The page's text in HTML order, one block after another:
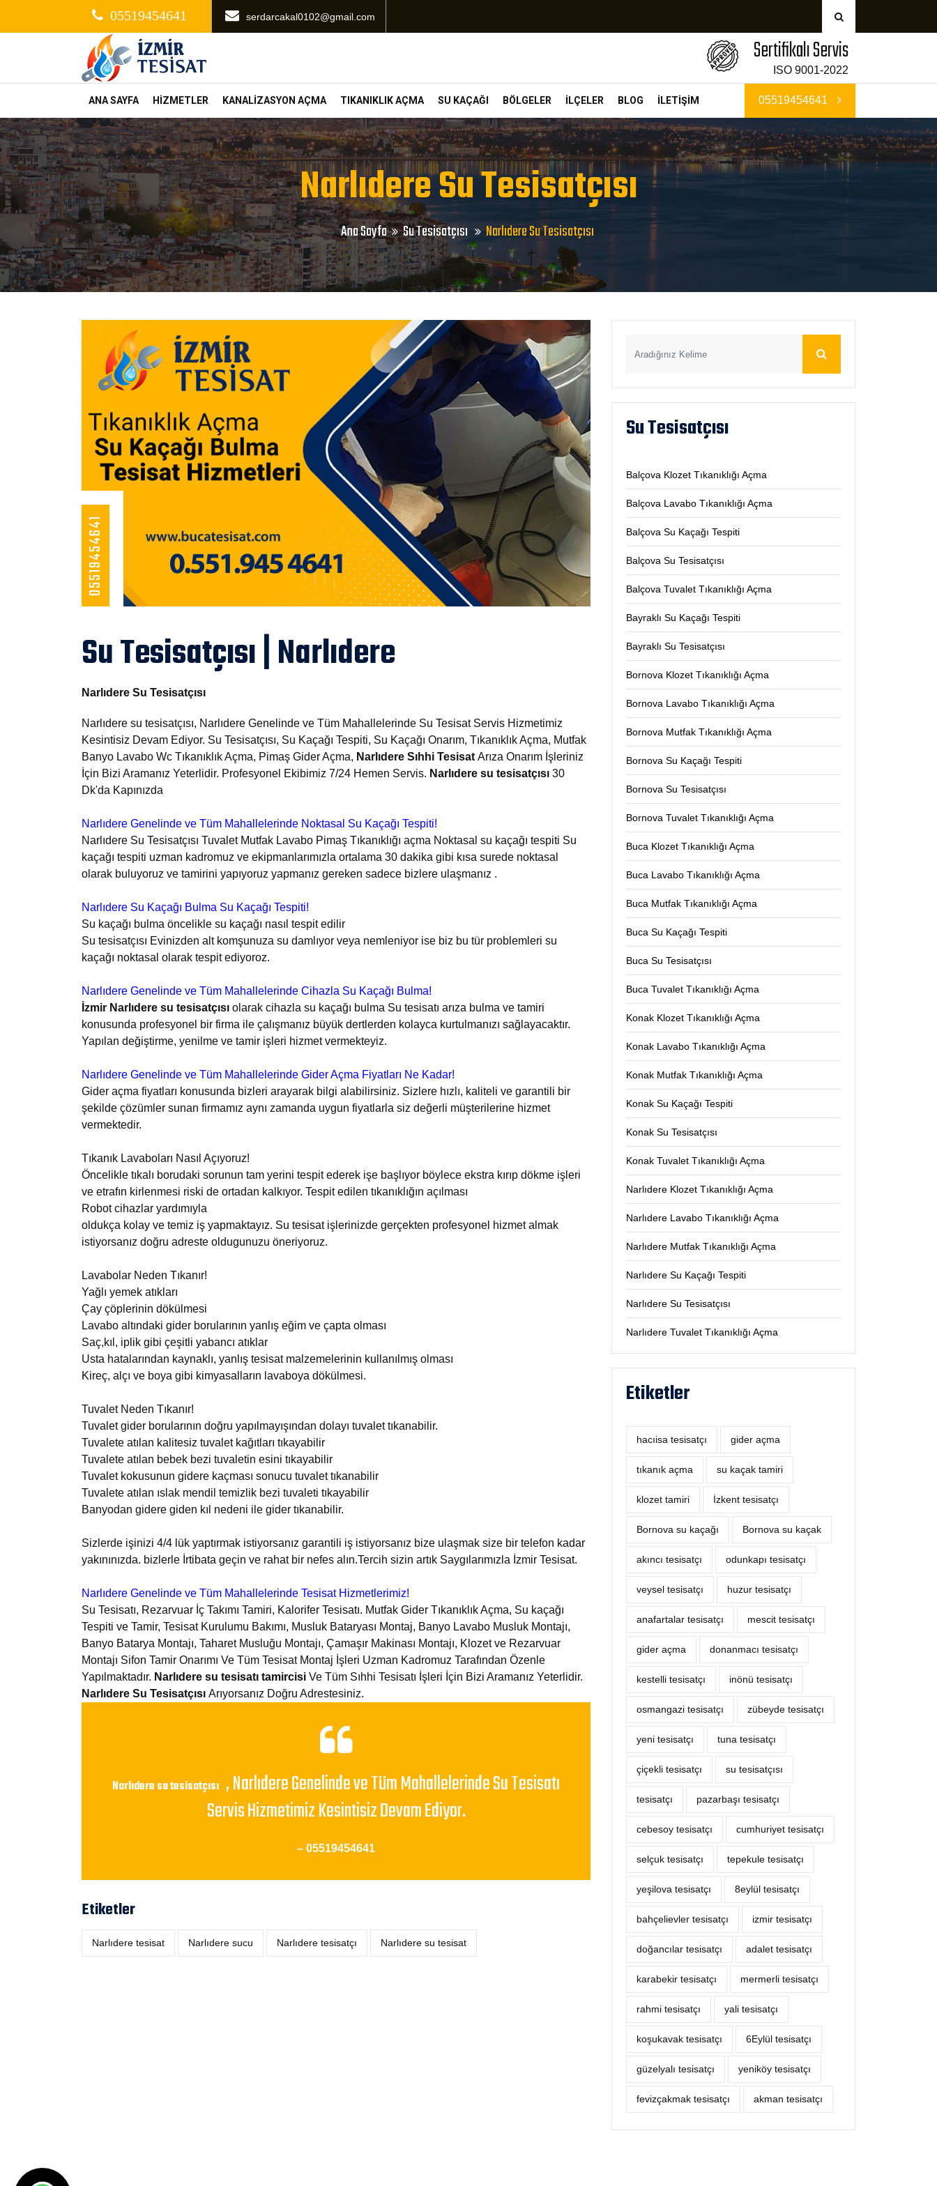
05519454641 serdarcakal0102@gmail.com
Sertifikalı Servis
ISO 9001-2022
ANA SAYFA HİZMETLER KANALİZASYON AÇMA TIKANIKLIK AÇMA SU KAÇAĞI BÖLGELER İLÇELER BLOG İLETİŞİM 05519454641
Narlıdere Su Tesisatçısı
Ana Sayfa Su Tesisatçısı Narlıdere Su Tesisatçısı
05519454641
Su Tesisatçısı | Narlıdere
Narlıdere Su Tesisatçısı
Narlıdere su tesisatçısı, Narlıdere Genelinde ve Tüm Mahallelerinde Su Tesisat Servis Hizmetimiz
Kesintisiz Devam Ediyor. Su Tesisatçısı, Su Kaçağı Tespiti, Su Kaçağı Onarım, Tıkanıklık Açma, Mutfak
Banyo Lavabo Wc Tıkanıklık Açma, Pimaş Gider Açma, Narlıdere Sıhhi Tesisat Arıza Onarım İşleriniz
İçin Bizi Aramanız Yeterlidir. Profesyonel Ekibimiz 7/24 Hemen Servis. Narlıdere su tesisatçısı 30
Dk'da Kapınızda
Narlıdere Genelinde ve Tüm Mahallelerinde Noktasal Su Kaçağı Tespiti!
Narlıdere Su Tesisatçısı Tuvalet Mutfak Lavabo Pimaş Tıkanıklığı açma Noktasal su kaçağı tespiti Su
kaçağı tespiti uzman kadromuz ve ekipmanlarımızla ortalama 30 dakika gibi kısa surede noktasal
olarak buluyoruz ve tamirini yapıyoruz yapmanız gereken sadece bizlere ulaşmanız .
Narlıdere Su Kaçağı Bulma Su Kaçağı Tespiti!
Su kaçağı bulma öncelikle su kaçağı nasıl tespit edilir
Su tesisatçısı Evinizden alt komşunuza su damlıyor veya nemleniyor ise biz bu tür problemleri su
kaçağı noktasal olarak tespit ediyoroz.
Narlıdere Genelinde ve Tüm Mahallelerinde Cihazla Su Kaçağı Bulma!
İzmir Narlıdere su tesisatçısı olarak cihazla su kaçağı bulma Su tesisatı arıza bulma ve tamiri
konusunda profesyonel bir firma ile çalışmanız büyük dertlerden kolayca kurtulmanızı sağlayacaktır.
Yapılan değiştirme, yenilme ve tamir işleri hizmet vermekteyiz.
Narlıdere Genelinde ve Tüm Mahallelerinde Gider Açma Fiyatları Ne Kadar!
Gider açma fiyatları konusunda bizleri arayarak bilgi alabilirsiniz. Sizlere hızlı, kaliteli ve garantili bir
şekilde çözümler sunan firmamız aynı zamanda uygun fiyatlarla siz değerli müşterilerine hizmet
vermektedir.
Tıkanık Lavaboları Nasıl Açıyoruz!
Öncelikle tıkalı borudaki sorunun tam yerini tespit ederek işe başlıyor böylece ekstra kırıp dökme işleri
ve etrafın kirlenmesi riski de ortadan kalkıyor. Tespit edilen tıkanıklığın açılması
Robot cihazlar yardımıyla
oldukça kolay ve temiz iş yapmaktayız. Su tesisat işlerinizde gerçekten profesyonel hizmet almak
istiyorsanız doğru adreste oldugunuzu öneriyoruz.
Lavabolar Neden Tıkanır!
Yağlı yemek atıkları
Çay çöplerinin dökülmesi
Lavabo altındaki gider borularının yanlış eğim ve çapta olması
Saç,kıl, iplik gibi çeşitli yabancı atıklar
Usta hatalarından kaynaklı, yanlış tesisat malzemelerinin kullanılmış olması
Kireç, alçı ve boya gibi kimyasalların lavaboya dökülmesi.
Tuvalet Neden Tıkanır!
Tuvalet gider borularının doğru yapılmayışından dolayı tuvalet tıkanabilir.
Tuvalete atılan kalitesiz tuvalet kağıtları tıkayabilir
Tuvalete atılan bebek bezi tuvaletin esini tıkayabilir
Tuvalet kokusunun gidere kaçması sonucu tuvalet tıkanabilir
Tuvalete atılan ıslak mendil temizlik bezi tuvaleti tıkayabilir
Banyodan gidere giden kıl nedeni ile gider tıkanabilir.
Sizlerde işinizi 4/4 lük yaptırmak istiyorsanız garantili iş istiyorsanız bize ulaşmak size bir telefon kadar
yakınınızda. bizlerle İrtibata geçin ve rahat bir nefes alın.Tercih sizin artık Saygılarımızla İzmir Tesisat.
Narlıdere Genelinde ve Tüm Mahallelerinde Tesisat Hizmetlerimiz!
Su Tesisatı, Rezarvuar İç Takımı Tamiri, Kalorifer Tesisatı. Mutfak Gider Tıkanıklık Açma, Su kaçağı
Tespiti ve Tamir, Tesisat Kurulumu Bakımı, Musluk Bataryası Montaj, Banyo Lavabo Musluk Montajı,
Banyo Batarya Montajı, Taharet Musluğu Montajı, Çamaşır Makinası Montajı, Klozet ve Rezarvuar
Montajı Sifon Tamir Onarımı Ve Tüm Tesisat Montaj İşleri Uzman Kadromuz Tarafından Özenle
Yapılmaktadır. Narlıdere su tesisatı tamircisi Ve Tüm Sıhhi Tesisatı İşleri İçin Bizi Aramanız Yeterlidir.
Narlıdere Su Tesisatçısı Arıyorsanız Doğru Adrestesiniz.
Narlıdere su tesisatçısı , Narlıdere Genelinde ve Tüm Mahallelerinde Su Tesisatı
Servis Hizmetimiz Kesintisiz Devam Ediyor.
– 05519454641
Etiketler
Narlıdere tesisat Narlıdere sucu Narlıdere tesisatçı Narlıdere su tesisat
Su Tesisatçısı
Balçova Klozet Tıkanıklığı Açma
Balçova Lavabo Tıkanıklığı Açma
Balçova Su Kaçağı Tespiti
Balçova Su Tesisatçısı
Balçova Tuvalet Tıkanıklığı Açma
Bayraklı Su Kaçağı Tespiti
Bayraklı Su Tesisatçısı
Bornova Klozet Tıkanıklığı Açma
Bornova Lavabo Tıkanıklığı Açma
Bornova Mutfak Tıkanıklığı Açma
Bornova Su Kaçağı Tespiti
Bornova Su Tesisatçısı
Bornova Tuvalet Tıkanıklığı Açma
Buca Klozet Tıkanıklığı Açma
Buca Lavabo Tıkanıklığı Açma
Buca Mutfak Tıkanıklığı Açma
Buca Su Kaçağı Tespiti
Buca Su Tesisatçısı
Buca Tuvalet Tıkanıklığı Açma
Konak Klozet Tıkanıklığı Açma
Konak Lavabo Tıkanıklığı Açma
Konak Mutfak Tıkanıklığı Açma
Konak Su Kaçağı Tespiti
Konak Su Tesisatçısı
Konak Tuvalet Tıkanıklığı Açma
Narlıdere Klozet Tıkanıklığı Açma
Narlıdere Lavabo Tıkanıklığı Açma
Narlıdere Mutfak Tıkanıklığı Açma
Narlıdere Su Kaçağı Tespiti
Narlıdere Su Tesisatçısı
Narlıdere Tuvalet Tıkanıklığı Açma
Etiketler
hacıisa tesisatçı ‎gider açma
tıkanık açma su kaçak tamiri
klozet tamiri İzkent tesisatçı
Bornova su kaçağı Bornova su kaçak
akıncı tesisatçı odunkapı tesisatçı
veysel tesisatçı huzur tesisatçı
anafartalar tesisatçı mescit tesisatçı
gider açma donanmacı tesisatçı
kestelli tesisatçı inönü tesisatçı
osmangazi tesisatçı zübeyde tesisatçı
yeni tesisatçı tuna tesisatçı
çiçekli tesisatçı su tesisatçısı
tesisatçı pazarbaşı tesisatçı
cebesoy tesisatçı cumhuriyet tesisatçı
selçuk tesisatçı tepekule tesisatçı
yeşilova tesisatçı 8eylül tesisatçı
bahçelievler tesisatçı izmir tesisatçı
doğancılar tesisatçı adalet tesisatçı
karabekir tesisatçı mermerli tesisatçı
rahmi tesisatçı yali tesisatçı
koşukavak tesisatçı 6Eylül tesisatçı
güzelyalı tesisatçı yeniköy tesisatçı
fevizçakmak tesisatçı akman tesisatçı